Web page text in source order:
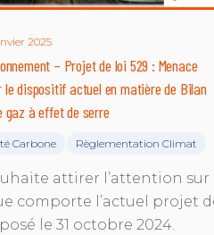
2025
– Projet de loi 529 : Menace
le dispositif actuel en matière de Bilan
gaz à effet de serre
Carbone Règlementation Climat
attirer l’attention sur
comporte l’actuel projet
le 31 octobre 2024.